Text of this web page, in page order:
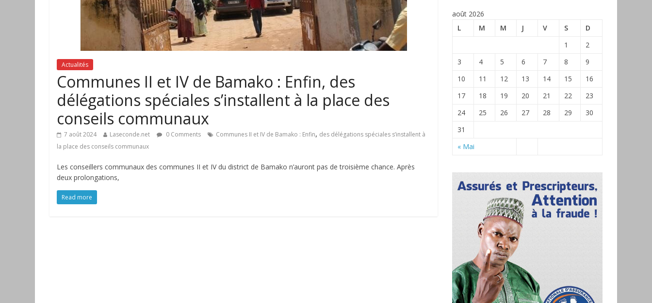
Actualités
Communes II et IV de Bamako : Enfin, des
délégations spéciales s’installent à la place des
conseils communaux
7 août 2024 Laseconde.net 0 Comments Communes II et IV de Bamako : Enfin, des délégations spéciales s’installent à
la place des conseils communaux
Les conseillers communaux des communes II et IV du district de Bamako n’auront pas de troisième chance. Après
deux prolongations,
Read more
août 2026
L
M M J V S D
« Mai
1
2
3
4 5 6 7 8
9
10
11 12 13 14 15
16
17
18 19 20 21 22
23
24
25 26 27 28 29
30
31